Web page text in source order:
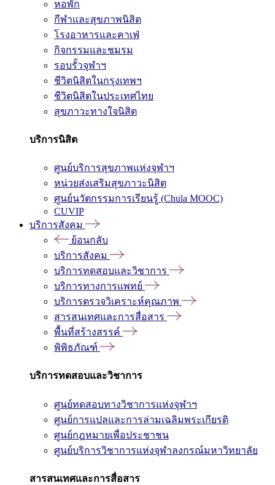
หอพัก
กีฬาและสุขภาพนิสิต
โรงอาหารและคาเฟ่
กิจกรรมและชมรม
รอบรั้วจุฬาฯ
ชีวิตนิสิตในกรุงเทพฯ
ชีวิตนิสิตในประเทศไทย
สุขภาวะทางใจนิสิต
บริการนิสิต
ศูนย์บริการสุขภาพแห่งจุฬาฯ
หน่วยส่งเสริมสุขภาวะนิสิต
ศูนย์นวัตกรรมการเรียนรู้ (Chula MOOC)
CUVIP
บริการสังคม
ย้อนกลับ
บริการสังคม
บริการทดสอบและวิชาการ
บริการทางการแพทย์
บริการตรวจวิเคราะห์คุณภาพ
สารสนเทศและการสื่อสาร
พื้นที่สร้างสรรค์
พิพิธภัณฑ์
บริการทดสอบและวิชาการ
ศูนย์ทดสอบทางวิชาการแห่งจุฬาฯ
ศูนย์การแปลและการล่ามเฉลิมพระเกียรติ
ศูนย์กฎหมายเพื่อประชาชน
ศูนย์บริการวิชาการแห่งจุฬาลงกรณ์มหาวิทยาลัย
สารสนเทศและการสื่อสาร